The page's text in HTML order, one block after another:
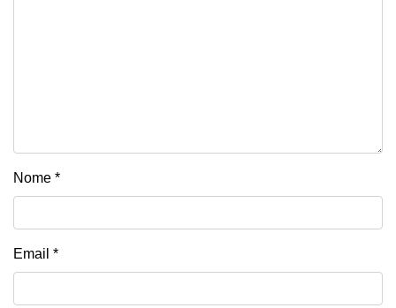
Nome *
Email *